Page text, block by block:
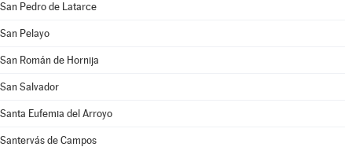
San Pedro de Latarce
San Pelayo
San Román de Hornija
San Salvador
Santa Eufemia del Arroyo
Santervás de Campos